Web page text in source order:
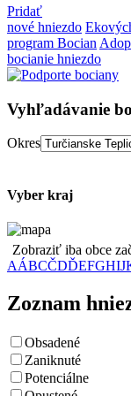
Pridať
nové hniezdo
program Bocian
bocianie hniezdo
Vyhľadávanie
Okres
Vyber kraj
Zobraziť iba obce
AÁBCČDĎEFGHIJ
Zoznam
Obsadené
Zaniknuté
Potenciálne